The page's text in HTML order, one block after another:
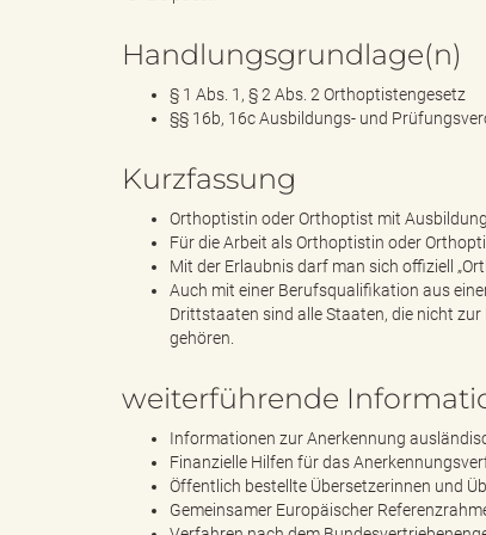
e
a
s
Handlungsgrundlage(n)
§ 1 Abs. 1, § 2 Abs. 2 Orthoptistengesetz
§§ 16b, 16c Ausbildungs- und
Kurzfassung
Orthoptistin oder Orthoptist mit
Für die Arbeit als Orthoptistin oder
Mit der Erlaubnis darf man sich offiziell
Auch mit einer Berufsqualifikation aus
Drittstaaten sind alle Staaten, die nicht
gehören.
weiterführende
Informationen zur Anerkennung
Finanzielle Hilfen für das
Öffentlich bestellte Übersetzerinnen und
Gemeinsamer Europäischer